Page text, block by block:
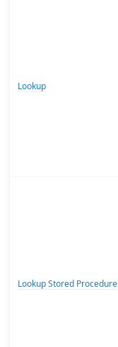
Lookup
Lookup Stored Procedure